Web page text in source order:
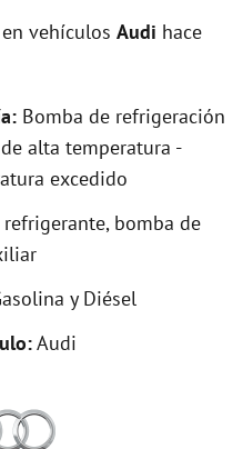
vehículos Audi hace
Bomba de refrigeración
alta temperatura -
excedido
bomba de
y Diésel
Audi